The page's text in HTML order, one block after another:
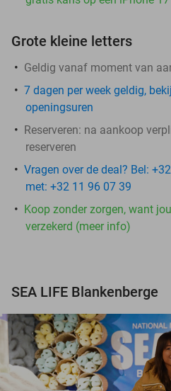
Grote kleine letters
Geldig vanaf moment van
7 dagen per week geldig,
openingsuren
Reserveren: na aankoop
reserveren
Vragen over de deal? Bel:
met: +32 11 96 07 39
Koop zonder zorgen, want
verzekerd (meer info)
SEA LIFE Blankenberge